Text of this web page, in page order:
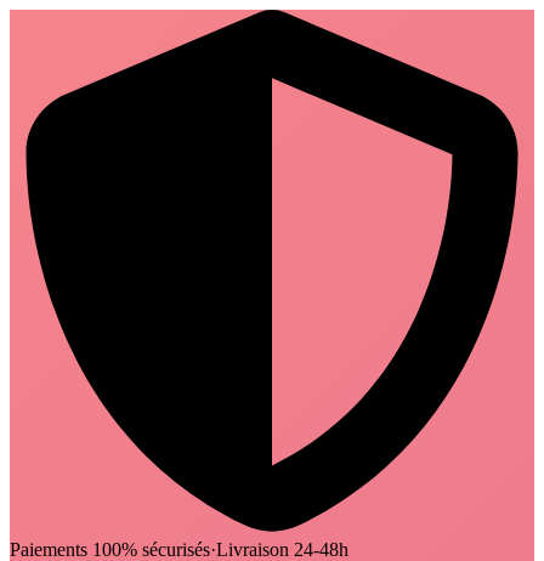
Paiements 100% sécurisés·Livraison 24-48h